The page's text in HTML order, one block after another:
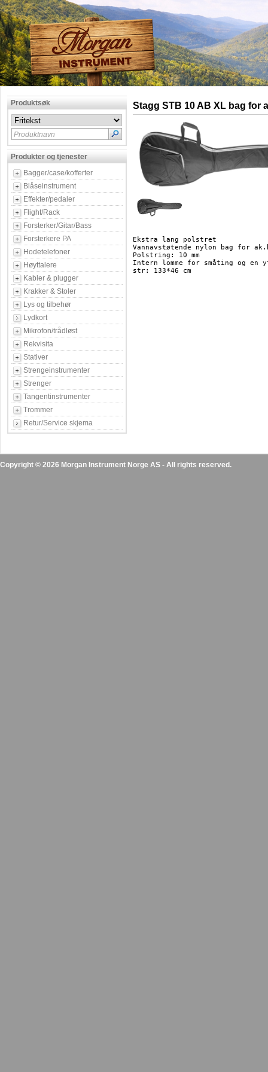
Produktsøk
Produktnavn
Produkter og tjenester
Bagger/case/kofferter
Blåseinstrument
Effekter/pedaler
Flight/Rack
Forsterker/Gitar/Bass
Forsterkere PA
Hodetelefoner
Høyttalere
Kabler & plugger
Krakker & Stoler
Lys og tilbehør
Lydkort
Mikrofon/trådløst
Rekvisita
Stativer
Strengeinstrumenter
Strenger
Tangentinstrumenter
Trommer
Retur/Service skjema
Stagg STB 10 AB XL bag for
Ekstra lang polstret
Vannavstøtende nylon bag for
Polstring: 10 mm
Intern lomme for småting og en
str: 133*46 cm
Copyright © 2026 Morgan Instrument Norge AS - All rights reserved.